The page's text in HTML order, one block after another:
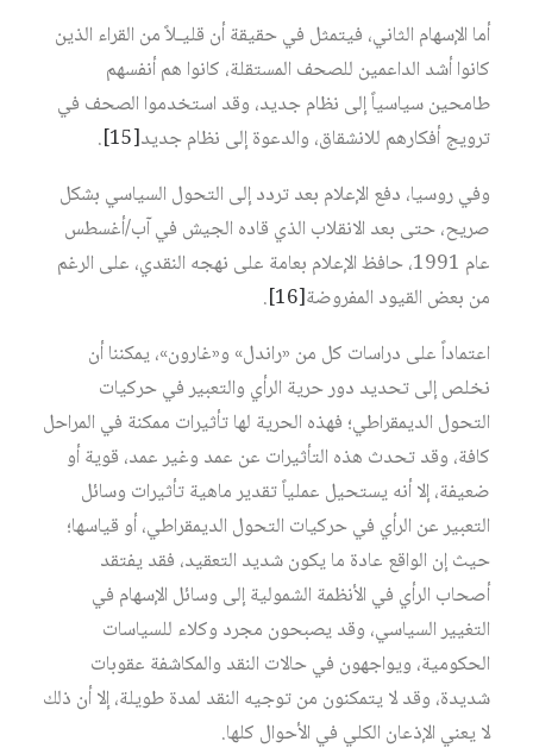
أما الإسهام الثاني، فيتمثل في حقيقة أن قليـلاً من القراء الذين
كانوا أشد الداعمين للصحف المستقلة، كانوا هم أنفسهم
طامحين سياسياً إلى نظام جديد، وقد استخدموا الصحف في
ترويج أفكارهم للانشقاق، والدعوة إلى نظام جديد‏[15]
.
وفي روسيا، دفع الإعلام بعد تردد إلى التحول السياسي بشكل
صريح، حتى بعد الانقلاب الذي قاده الجيش في آب/أغسطس
عام 1991، حافظ الإعلام بعامة على نهجه النقدي، على الرغم
من بعض القيود المفروضة‏[16]
.
اعتماداً على دراسات كل من «راندل» و«غارون»، يمكننا أن
نخلص إلى تحديد دور حرية الرأي والتعبير في حركيات
التحول الديمقراطي؛ فهذه الحرية لها تأثيرات ممكنة في المراحل
كافة، وقد تحدث هذه التأثيرات عن عمد وغير عمد، قوية أو
ضعيفة، إلا أنه يستحيل عملياً تقدير ماهية تأثيرات وسائل
التعبير عن الرأي في حركيات التحول الديمقراطي، أو قياسها؛
حيث إن الواقع عادة ما يكون شديد التعقيد، فقد يفتقد
أصحاب الرأي في الأنظمة الشمولية إلى وسائل الإسهام في
التغيير السياسي، وقد يصبحون مجرد وكلاء للسياسات
الحكومية، ويواجهون في حالات النقد والمكاشفة عقوبات
شديدة، وقد لا يتمكنون من توجيه النقد لمدة طويلة، إلا أن ذلك
لا يعني الإذعان الكلي في الأحوال كلها.